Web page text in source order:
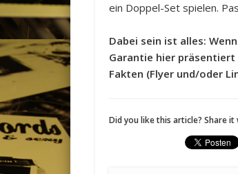
ein Doppel-Set spielen.
Dabei sein ist alles:
Garantie hier
Fakten (Flyer und/oder
Did you like this article? Share